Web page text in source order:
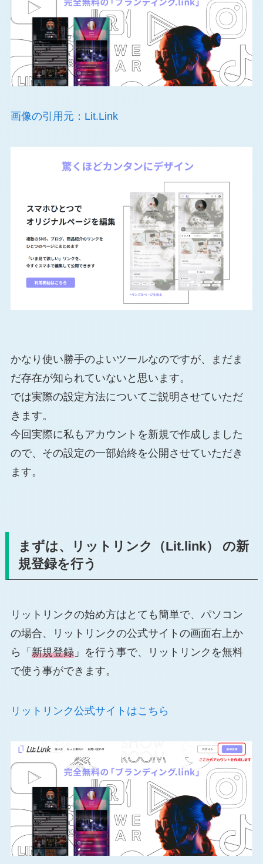
画像の引用元：Lit.Link
かなり使い勝手のよいツールなのですが、まだま
だ存在が知られていないと思います。
では実際の設定方法についてご説明させていただ
きます。
今回実際に私もアカウントを新規で作成しました
ので、その設定の一部始終を公開させていただき
ます。
まずは、リットリンク（Lit.link） の新
規登録を行う
リットリンクの始め方はとても簡単で、パソコン
の場合、リットリンクの公式サイトの画面右上か
ら「 新規登録」を行う事で、リットリンクを無料
で使う事ができます。
リットリンク公式サイトはこちら